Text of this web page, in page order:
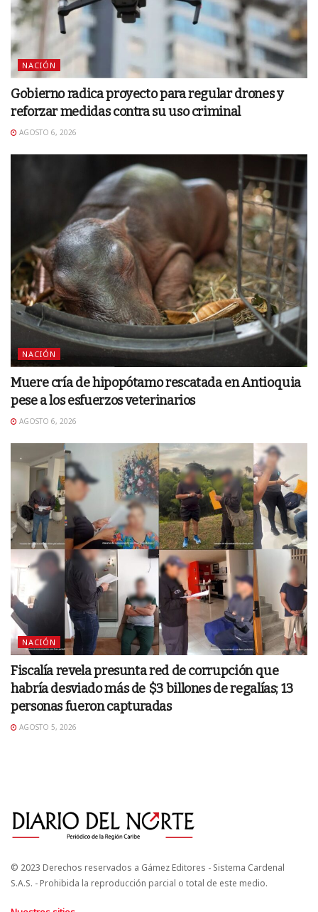
NACIÓN
Gobierno radica proyecto para regular drones y
reforzar medidas contra su uso criminal
AGOSTO 6, 2026
NACIÓN
Muere cría de hipopótamo rescatada en Antioquia
pese a los esfuerzos veterinarios
AGOSTO 6, 2026
NACIÓN
Fiscalía revela presunta red de corrupción que
habría desviado más de $3 billones de regalías; 13
personas fueron capturadas
AGOSTO 5, 2026
© 2023 Derechos reservados a Gámez Editores - Sistema Cardenal
S.A.S. - Prohibida la reproducción parcial o total de este medio.